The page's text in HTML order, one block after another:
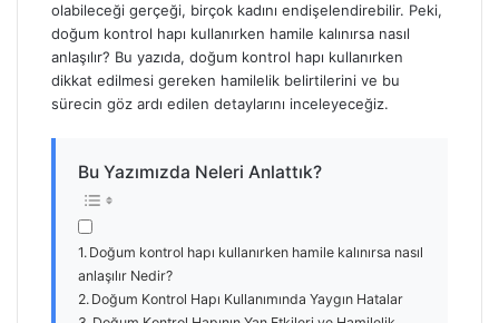
olabileceği gerçeği, birçok kadını endişelendirebilir. Peki,
doğum kontrol hapı kullanırken hamile kalınırsa nasıl
anlaşılır? Bu yazıda, doğum kontrol hapı kullanırken
dikkat edilmesi gereken hamilelik belirtilerini ve bu
sürecin göz ardı edilen detaylarını inceleyeceğiz.
Bu Yazımızda Neleri Anlattık?
Doğum kontrol hapı kullanırken hamile kalınırsa nasıl
anlaşılır Nedir?
Doğum Kontrol Hapı Kullanımında Yaygın Hatalar